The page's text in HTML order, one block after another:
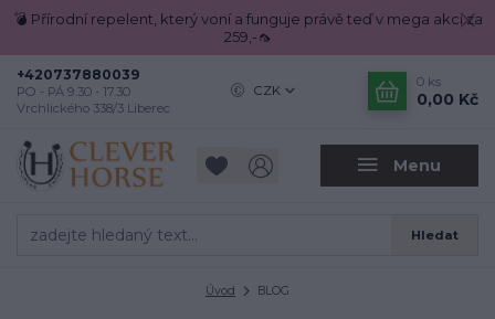
💣 Přírodní repelent, který voní a funguje právě teď v mega akci za
259,-🦟
Menu
CZK
Hledat
+420737880039
PO - PÁ 9.30 - 17.30
Vrchlického 338/3 Liberec
0 ks
0,00 Kč
Úvod BLOG